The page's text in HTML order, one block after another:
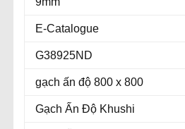
E-Catalogue
G38925ND
gạch ấn độ 800 x 800
Gạch Ấn Độ Khushi